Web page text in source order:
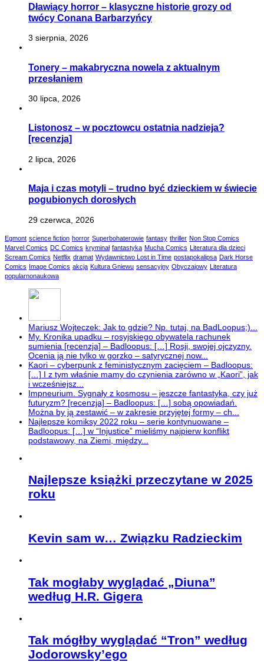
Dławiący horror – klasyczne historie grozy od
twócy Conana Barbarzyńcy
3 sierpnia, 2026
Tonery – makabryczna nowela z aktualnym
przesłaniem
30 lipca, 2026
Listonosz – w pocztowcu ostatnia nadzieja?
[recenzja]
2 lipca, 2026
Maja i czas motyli – trudno być dzieckiem w świecie
pogubionych dorosłych
29 czerwca, 2026
Egmont science fiction horror Superbohaterowie fantasy thriller Non Stop Comics
Marvel Comics DC Comics kryminał fantastyka Mucha Comics Literatura dla dzieci
Scream Comics Netflix dramat Wydawnictwo Lost in Time postapokalipsa Dark Horse
Comics Image Comics akcja Kultura Gniewu sensacyjny Obyczajowy Literatura
popularnonaukowa
Mariusz Wojteczek: Jak to gdzie? Np. tutaj, na BadLoopus;)...
My. Kronika upadku – rosyjskiego obywatela rachunek
sumienia [recenzja] – Badloopus: […] Rosji, swojej ojczyzny.
Ocenia ją nie tylko w gorzko – satyrycznej now...
Kaori – cyberpunk z feministycznym zacięciem – Badloopus:
[…] I z tym właśnie mamy do czynienia zarówno w „Kaori”, jak
i wcześniejsz...
Impneurium. Sygnały z kosmosu – jeszcze fantastyka, czy już
futuryzm? [recenzja] – Badloopus: […] sobą opowiadań.
Można by ją zestawić – w zakresie przyjętej formy – ch...
Najlepsze komiksy 2022 roku – serie kontynuowane –
Badloopus: […] w “Injustice” mieliśmy najpierw konflikt
podstawowy, na Ziemi, między...
Najlepsze książki przeczytane w 2025
roku
Kevin sam w… Związku Radzieckim
Tak mogłaby wyglądać „Diuna”
według H.R. Gigera
Tak mógłby wyglądać “Tron” według
Jodorowsky’ego